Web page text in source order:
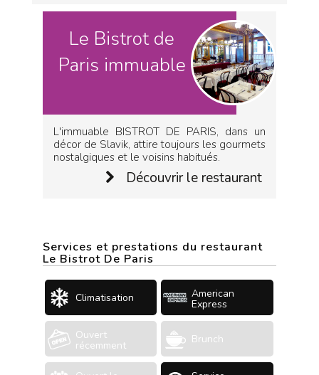
Le Bistrot de
Paris immuable
L'immuable BISTROT DE PARIS, dans un
décor de Slavik, attire toujours les gourmets
nostalgiques et le voisins habitués.
Découvrir le restaurant
Services et prestations du restaurant
Le Bistrot De Paris
Climatisation American
Express
Ouvert
récemment Brunch